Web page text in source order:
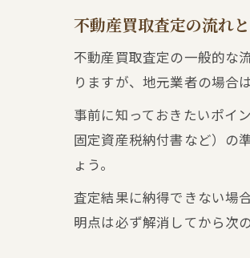
不動産買取査定の流れ
不動産買取査定の一般的
りますが、地元業者の場合
事前に知っておきたいポイ
固定資産税納付書など）の
ょう。
査定結果に納得できない場
明点は必ず解消してから次